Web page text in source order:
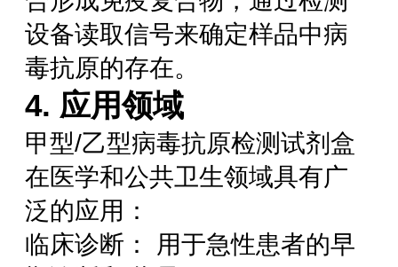
设备读取信号来确定样品中病
毒抗原的存在。
4. 应用领域
甲型/乙型病毒抗原检测试剂盒
在医学和公共卫生领域具有广
泛的应用：
临床诊断： 用于急性患者的早